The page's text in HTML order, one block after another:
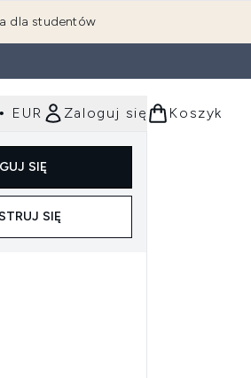
dla studentów
• EUR Zaloguj się
SIĘ
SIĘ
Koszyk
Wejdź do podmenu (Narzędzia)
500ML